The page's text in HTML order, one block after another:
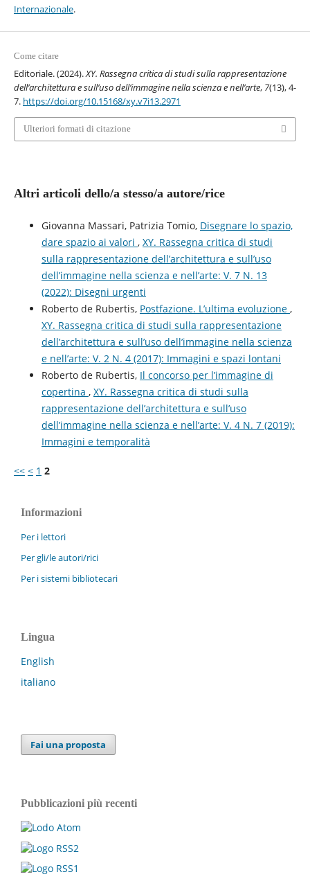
Internazionale.
Come citare
Editoriale. (2024).XY. Rassegna critica di studi sulla rappresentazione
dell’architettura e sull’uso dell’immagine nella scienza e nell’arte, 7(13), 4-
7. https://doi.org/10.15168/xy.v7i13.2971
Ulteriori formati di citazione
Altri articoli dello/a stesso/a autore/rice
Giovanna Massari, Patrizia Tomio, Disegnare lo spazio,
dare spazio ai valori , XY. Rassegna critica di studi
sulla rappresentazione dell’architettura e sull’uso
dell’immagine nella scienza e nell’arte: V. 7 N. 13
(2022): Disegni urgenti
Roberto de Rubertis, Postfazione. L’ultima evoluzione ,
XY. Rassegna critica di studi sulla rappresentazione
dell’architettura e sull’uso dell’immagine nella scienza
e nell’arte: V. 2 N. 4 (2017): Immagini e spazi lontani
Roberto de Rubertis, Il concorso per l’immagine di
copertina , XY. Rassegna critica di studi sulla
rappresentazione dell’architettura e sull’uso
dell’immagine nella scienza e nell’arte: V. 4 N. 7 (2019):
Immagini e temporalità
<< < 1 2
Informazioni
Per i lettori
Per gli/le autori/rici
Per i sistemi bibliotecari
Lingua
English
italiano
Fai una proposta
Pubblicazioni più recenti